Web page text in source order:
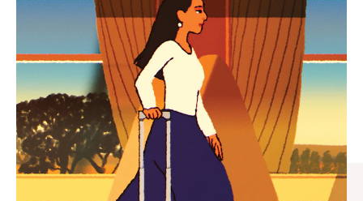
VÍDEO
ESTÁ
PAUSADO,
PULSE
PARA
PAUSARLO.
SONIDO
DEL
VÍDEO
ESTÁ
DESACTIVADO:
PULSE
PARA
IDAS DE REGALO CUIDADOSAMENTE ELEGIDAS
Encuentre su compañero de
viaje ideal